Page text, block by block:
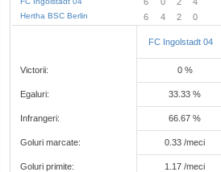
Hertha BSC Berlin 6 4 2 0
FC Ingolstadt 04
Victorii: 0 %
Egaluri: 33.33 %
Infrangeri: 66.67 %
Goluri marcate: 0.33 /meci
Goluri primite: 1.17 /meci